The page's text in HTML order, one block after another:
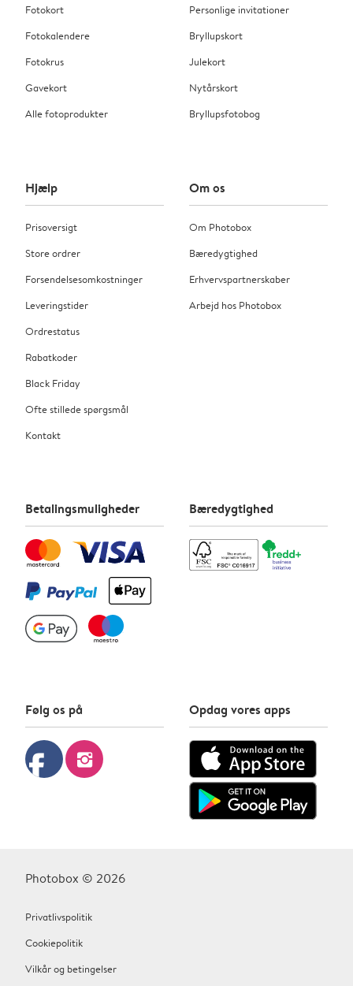
Fotokort
Fotokalendere
Fotokrus
Gavekort
Alle fotoprodukter
Personlige invitationer
Bryllupskort
Julekort
Nytårskort
Bryllupsfotobog
Hjælp
Prisoversigt
Store ordrer
Forsendelsesomkostninger
Leveringstider
Ordrestatus
Rabatkoder
Black Friday
Ofte stillede spørgsmål
Kontakt
Om os
Om Photobox
Bæredygtighed
Erhvervspartnerskaber
Arbejd hos Photobox
Betalingsmuligheder Bæredygtighed
Følg os på
facebook instagram
Opdag vores apps
Photobox © 2026
Privatlivspolitik
Cookiepolitik
Vilkår og betingelser